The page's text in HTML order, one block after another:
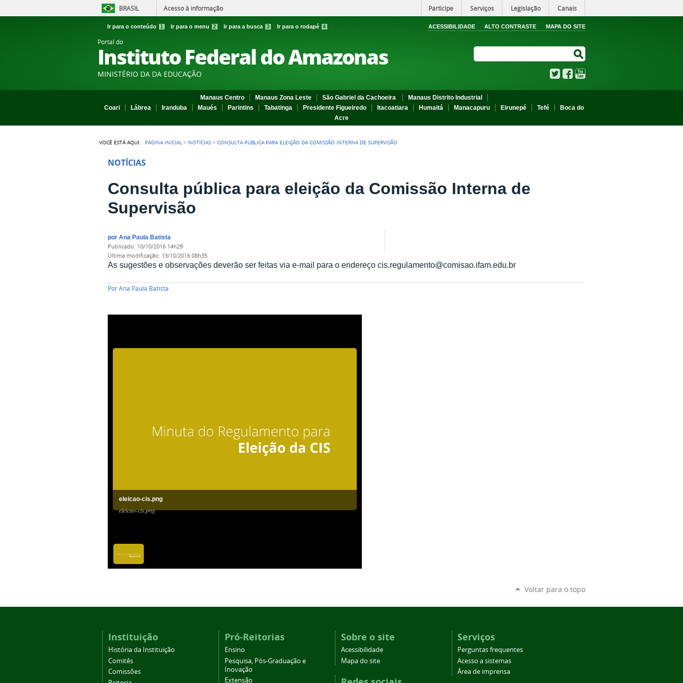
BRASIL Acesso à informação Participe Serviços Legislação Canais
Ir para o conteúdo 1 Ir para o menu 2 Ir para a busca 3 Ir para o rodapé 4 ACESSIBILIDADE ALTO CONTRASTE MAPA DO SITE
Portal do
Instituto Federal do Amazonas
MINISTÉRIO DA DA EDUCAÇÃO TwitterFacebook
Manaus Centro Manaus Zona Leste São Gabriel da Cachoeira
Manaus Distrito Industrial
Coari
Lábrea Iranduba Maués Parintins Tabatinga Presidente Figueiredo Itacoatiara Humaitá Manacapuru Eirunepé Tefé
Boca do
Acre
VOCÊ ESTÁ AQUI: PÁGINA INICIAL > NOTÍCIAS >CONSULTA PÚBLICA PARA ELEIÇÃO DA COMISSÃO INTERNA DE SUPERVISÃO
NOTÍCIAS
Consulta pública para eleição da Comissão Interna de
Supervisão
por Ana Paula Batista
publicado: 10/10/2016 14h29
última modificação: 13/10/2016 08h35
As sugestões e observações deverão ser feitas via e-mail para o endereço cis.regulamento@comisao.ifam.edu.br
Por Ana Paula Batista
eleicao-cis.png
eleicao-cis.png
Voltar para o topo
Instituição
História da Instituição
Comitês
Comissões
Pró-Reitorias
Ensino
Pesquisa, Pós-Graduação e
Inovação
Extensão
Sobre o site
Acessibilidade
Mapa do site
Serviços
Perguntas frequentes
Acesso a sistemas
Área de imprensa